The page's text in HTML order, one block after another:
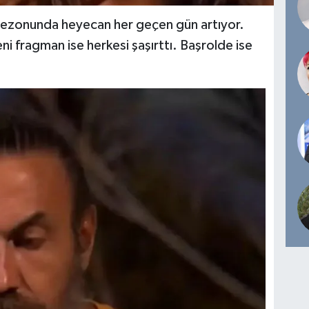
heyecan her geçen gün artıyor.
fragman ise herkesi şaşırttı. Başrolde ise